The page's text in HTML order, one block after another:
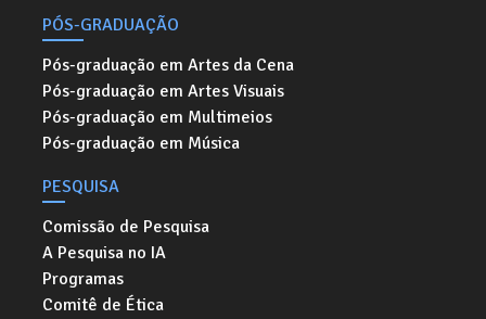
PÓS-GRADUAÇÃO
Pós-graduação em Artes da Cena
Pós-graduação em Artes Visuais
Pós-graduação em Multimeios
Pós-graduação em Música
PESQUISA
Comissão de Pesquisa
A Pesquisa no IA
Programas
Comitê de Ética